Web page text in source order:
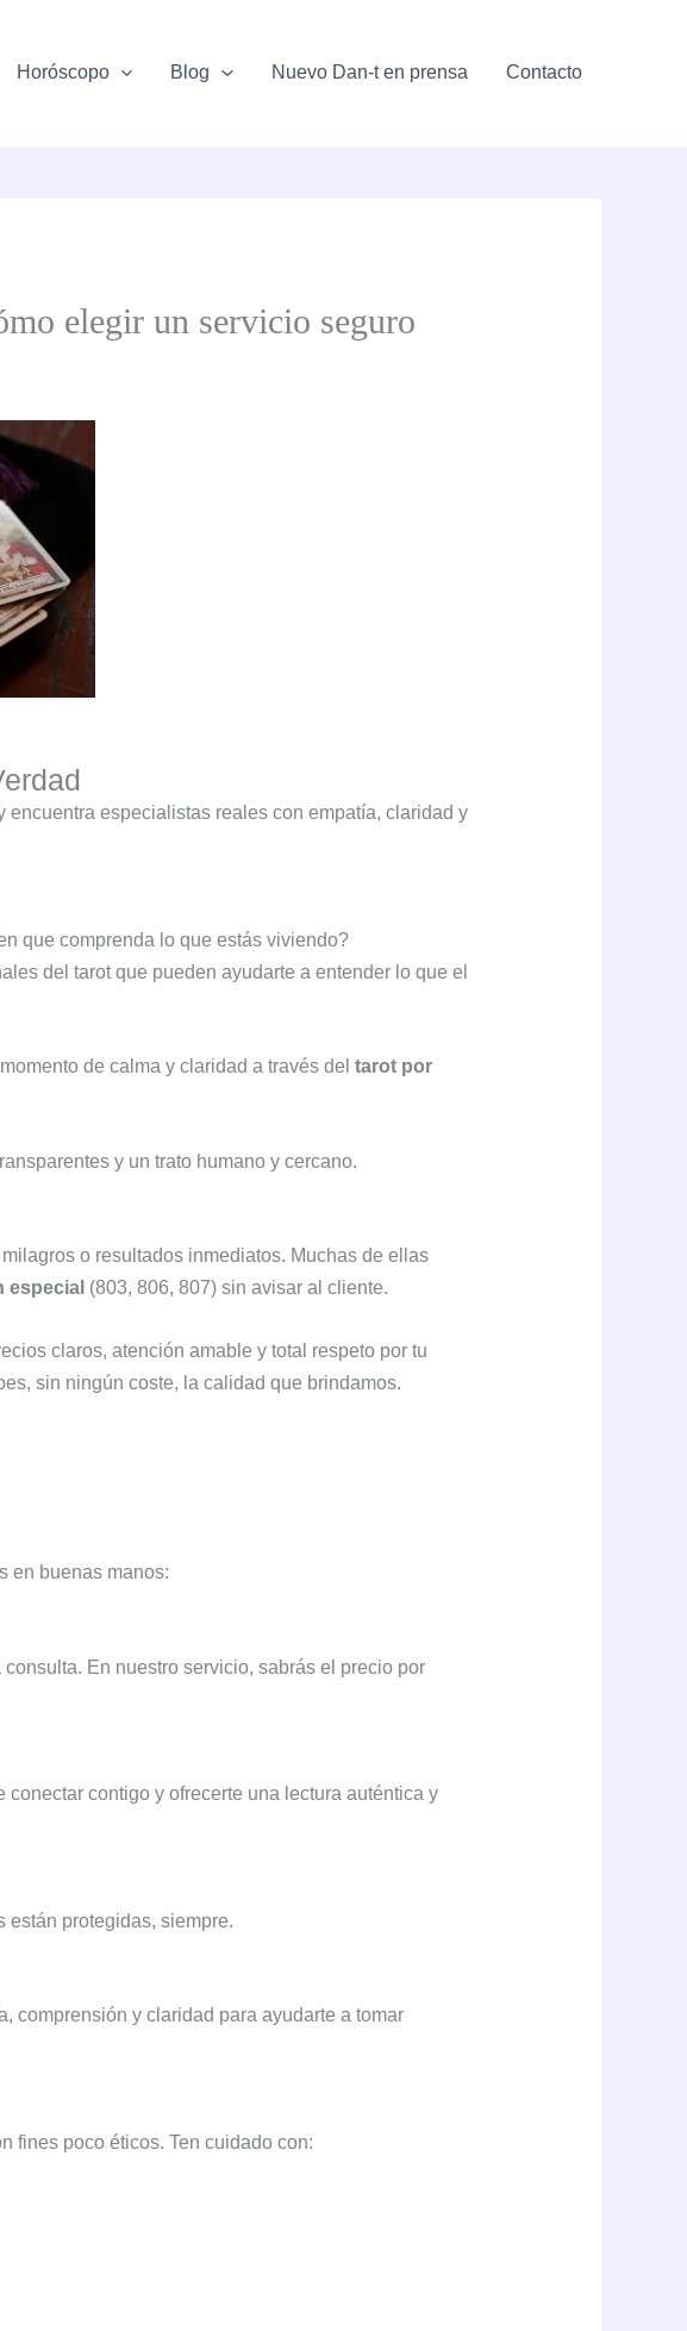
Horóscopo Blog Nuevo Dan-t en prensa Contacto
elegir un servicio seguro
encuentra especialistas reales con empatía, claridad y
que comprenda lo que estás viviendo?
del tarot que pueden ayudarte a entender lo que el
de calma y claridad a través del tarot por
y un trato humano y cercano.
o resultados inmediatos. Muchas de ellas
especial (803, 806, 807) sin avisar al cliente.
claros, atención amable y total respeto por tu
sin ningún coste, la calidad que brindamos.
en buenas manos:
En nuestro servicio, sabrás el precio por
conectar contigo y ofrecerte una lectura auténtica y
están protegidas, siempre.
comprensión y claridad para ayudarte a tomar
fines poco éticos. Ten cuidado con: